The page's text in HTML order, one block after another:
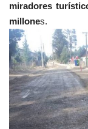
miradores
millones.